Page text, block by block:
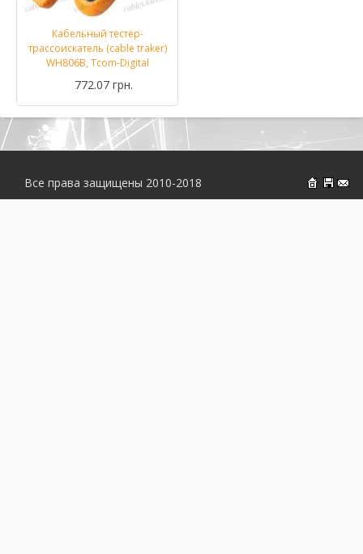
Кабельный тестер-
трассоискатель (cable traker)
WH806B, Tcom-Digital
772.07 грн.
На
Все права защищены 2010-2018